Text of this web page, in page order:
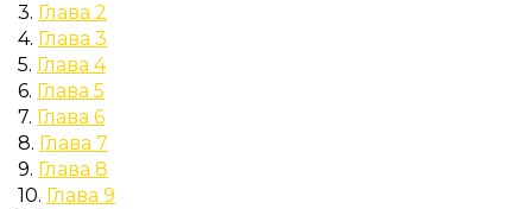
3. Глава 2
4. Глава 3
5. Глава 4
6. Глава 5
7. Глава 6
8. Глава 7
9. Глава 8
10. Глава 9